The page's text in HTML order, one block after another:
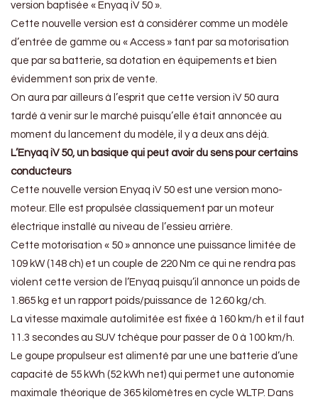
version baptisée « Enyaq iV 50 ».
Cette nouvelle version est à considérer comme un modèle
d’entrée de gamme ou « Access » tant par sa motorisation
que par sa batterie, sa dotation en équipements et bien
évidemment son prix de vente.
On aura par ailleurs à l’esprit que cette version iV 50 aura
tardé à venir sur le marché puisqu’elle était annoncée au
moment du lancement du modèle, il y a deux ans déjà.
L’Enyaq iV 50, un basique qui peut avoir du sens pour certains
conducteurs
Cette nouvelle version Enyaq iV 50 est une version mono-
moteur. Elle est propulsée classiquement par un moteur
électrique installé au niveau de l’essieu arrière.
Cette motorisation « 50 » annonce une puissance limitée de
109 kW (148 ch) et un couple de 220 Nm ce qui ne rendra pas
violent cette version de l’Enyaq puisqu’il annonce un poids de
1.865 kg et un rapport poids/puissance de 12.60 kg/ch.
La vitesse maximale autolimitée est fixée à 160 km/h et il faut
11.3 secondes au SUV tchèque pour passer de 0 à 100 km/h.
Le goupe propulseur est alimenté par une une batterie d’une
capacité de 55 kWh (52 kWh net) qui permet une autonomie
maximale théorique de 365 kilomètres en cycle WLTP. Dans